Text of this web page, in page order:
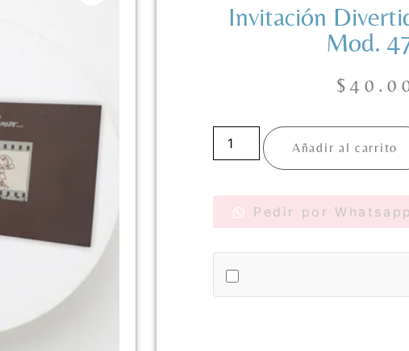
Invitación
Mod.
$
Añadir al carrito
Pedir por Whatsapp